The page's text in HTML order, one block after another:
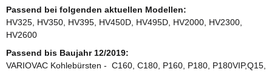
Passend bei folgenden aktuellen Modellen:
HV325, HV350, HV395, HV450D, HV495D, HV2000, HV2300,
HV2600
Passend bis Baujahr 12/2019:
VARIOVAC Kohlebürsten - C160, C180, P160, P180, P180VIP,Q15,